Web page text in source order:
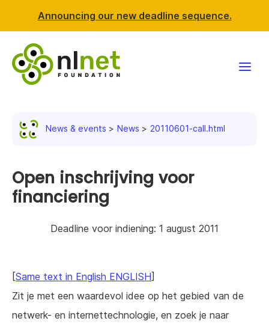
Announcing our new deadline sequence.
News & events
Resources
Support NLnet
News & events News 20110601-call.html
Open inschrijving voor
financiering
Deadline voor indiening: 1 august 2011
[Same text in English ENGLISH]
Zit je met een waardevol idee op het gebied van de
netwerk- en internettechnologie, en zoek je naar